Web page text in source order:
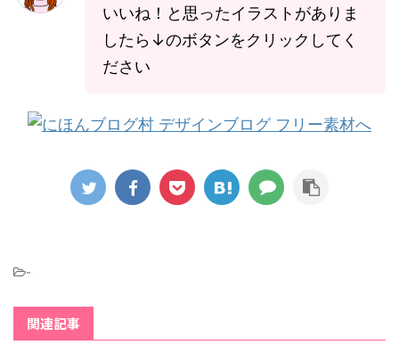
いいね！と思ったイラストがありま
したら↓のボタンをクリックしてく
ださい
-
関連記事